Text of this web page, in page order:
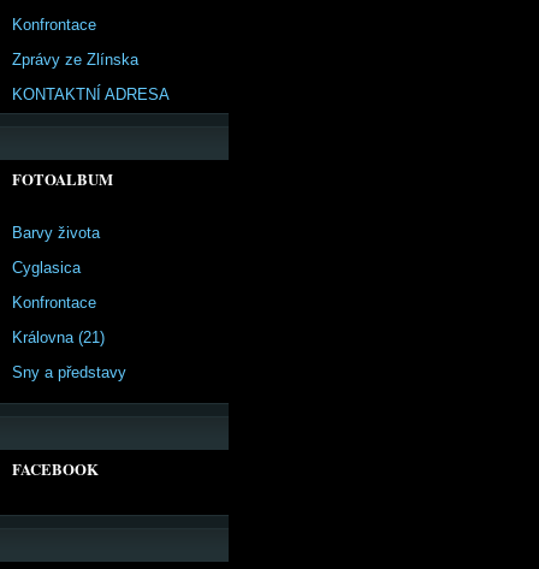
Konfrontace
Zprávy ze Zlínska
KONTAKTNÍ ADRESA
FOTOALBUM
Barvy života
Cyglasica
Konfrontace
Královna (21)
Sny a představy
FACEBOOK